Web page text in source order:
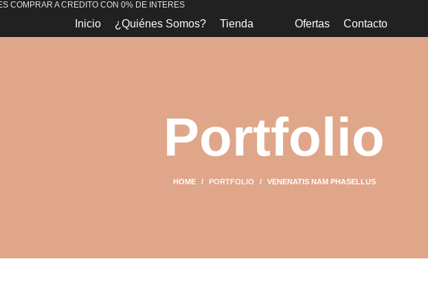
COMPRAR A CREDITO CON 0% DE INTERES
Inicio ¿Quiénes Somos? Tienda Ofertas Contacto
Portfolio
HOME PORTFOLIO VENENATIS NAM PHASELLUS